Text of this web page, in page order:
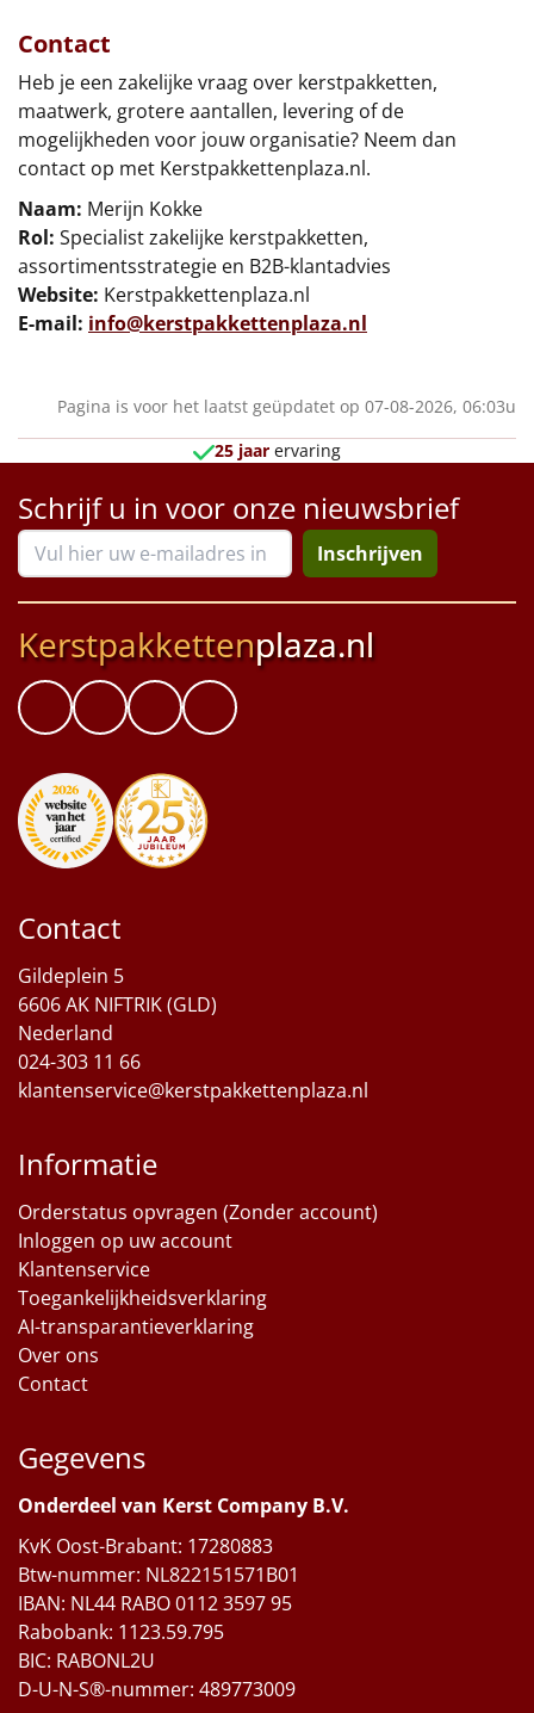
Contact
Heb je een zakelijke vraag over kerstpakketten,
maatwerk, grotere aantallen, levering of de
mogelijkheden voor jouw organisatie? Neem dan
contact op met Kerstpakkettenplaza.nl.
Naam: Merijn Kokke
Rol: Specialist zakelijke kerstpakketten,
assortimentsstrategie en B2B-klantadvies
Website: Kerstpakkettenplaza.nl
E-mail: info@kerstpakkettenplaza.nl
Pagina is voor het laatst geüpdatet op 07-08-2026, 06:03u
25 jaar ervaring
Schrijf u in voor onze nieuwsbrief
Inschrijven
Kerstpakkettenplaza.nl
Contact
Gildeplein 5
6606 AK NIFTRIK (GLD)
Nederland
024-303 11 66
klantenservice@kerstpakkettenplaza.nl
Informatie
Orderstatus opvragen (Zonder account)
Inloggen op uw account
Klantenservice
Toegankelijkheidsverklaring
AI-transparantieverklaring
Over ons
Contact
Gegevens
Onderdeel van Kerst Company B.V.
KvK Oost-Brabant: 17280883
Btw-nummer: NL822151571B01
IBAN: NL44 RABO 0112 3597 95
Rabobank: 1123.59.795
BIC: RABONL2U
D-U-N-S®-nummer: 489773009